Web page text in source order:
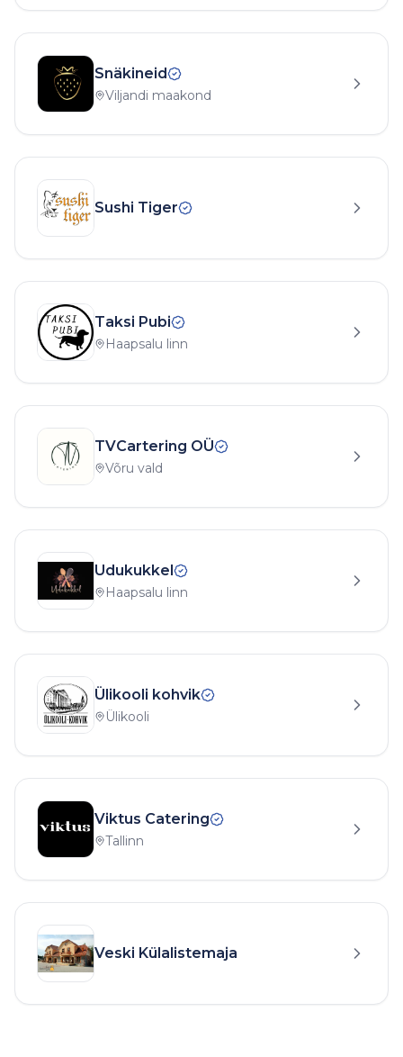
Snäkineid
Viljandi maakond
Sushi Tiger
Taksi Pubi
Haapsalu linn
TVCartering OÜ
Võru vald
Udukukkel
Haapsalu linn
Ülikooli kohvik
Ülikooli
Viktus Catering
Tallinn
Veski Külalistemaja